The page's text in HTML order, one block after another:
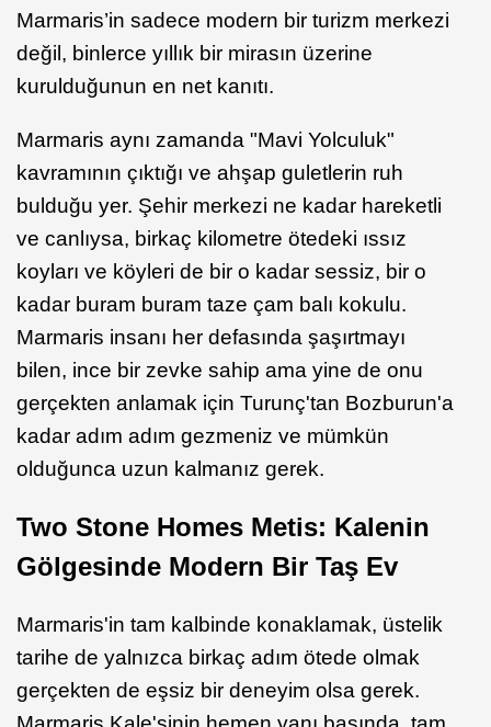
Marmaris’in sadece modern bir turizm merkezi
değil, binlerce yıllık bir mirasın üzerine
kurulduğunun en net kanıtı.
Marmaris aynı zamanda "Mavi Yolculuk"
kavramının çıktığı ve ahşap guletlerin ruh
bulduğu yer. Şehir merkezi ne kadar hareketli
ve canlıysa, birkaç kilometre ötedeki ıssız
koyları ve köyleri de bir o kadar sessiz, bir o
kadar buram buram taze çam balı kokulu.
Marmaris insanı her defasında şaşırtmayı
bilen, ince bir zevke sahip ama yine de onu
gerçekten anlamak için Turunç'tan Bozburun'a
kadar adım adım gezmeniz ve mümkün
olduğunca uzun kalmanız gerek.
Two Stone Homes Metis: Kalenin
Gölgesinde Modern Bir Taş Ev
Marmaris'in tam kalbinde konaklamak, üstelik
tarihe de yalnızca birkaç adım ötede olmak
gerçekten de eşsiz bir deneyim olsa gerek.